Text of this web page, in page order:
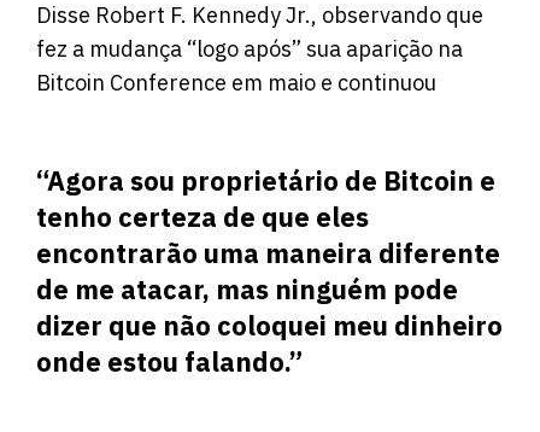
Disse Robert F. Kennedy Jr., observando que
fez a mudança “logo após” sua aparição na
Bitcoin Conference em maio e continuou
“Agora sou proprietário de Bitcoin e
tenho certeza de que eles
encontrarão uma maneira diferente
de me atacar, mas ninguém pode
dizer que não coloquei meu dinheiro
onde estou falando.”